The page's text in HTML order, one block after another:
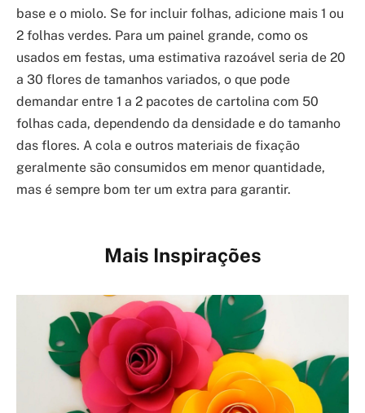
base e o miolo. Se for incluir folhas, adicione mais 1 ou
2 folhas verdes. Para um painel grande, como os
usados em festas, uma estimativa razoável seria de 20
a 30 flores de tamanhos variados, o que pode
demandar entre 1 a 2 pacotes de cartolina com 50
folhas cada, dependendo da densidade e do tamanho
das flores. A cola e outros materiais de fixação
geralmente são consumidos em menor quantidade,
mas é sempre bom ter um extra para garantir.
Mais Inspirações